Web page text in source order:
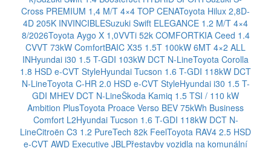
Cross PREMIUM 1,4 M/T 4×4 TOP CENAToyota Hilux 2,8D-
4D 205K INVINCIBLESuzuki Swift ELEGANCE 1.2 M/T 4×4
8/2026Toyota Aygo X 1,0VVTi 52k COMFORTKIA Ceed 1.4
CVVT 73kW ComfortBAIC X35 1.5T 100kW 6MT 4×2 ALL
INHyundai i30 1.5 T-GDI 103kW DCT N-LineToyota Corolla
1.8 HSD e-CVT StyleHyundai Tucson 1.6 T-GDI 118kW DCT
N-LineToyota C-HR 2.0 HSD e-CVT StyleHyundai i30 1.5 T-
GDI MHEV DCT N-LineŠkoda Kamiq 1.5 TSI / 110 kW
Ambition PlusToyota Proace Verso BEV 75kWh Business
Comfort L2Hyundai Tucson 1.6 T-GDI 118kW DCT N-
LineCitroën C3 1.2 PureTech 82k FeelToyota RAV4 2.5 HSD
e-CVT AWD Executive JBLPřestavby vozidla na komunální